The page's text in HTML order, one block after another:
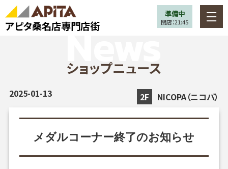
アピタ桑名店専門店街
準備中
閉店：21:45
ショップニュース
2025-01-13 2F NICOPA（ニコパ）
メダルコーナー終了のお知らせ